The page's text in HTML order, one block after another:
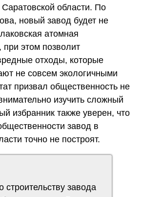
области. По
новый завод будет не
атомная
при этом позволит
отходы, которые
не совсем экологичными
призвал общественность не
изучить сложный
избранник также уверен, что
завод в
точно не построят.
строительству завода